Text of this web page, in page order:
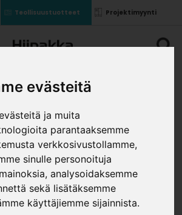
evästeitä
ja muita
parantaaksemme
verkkosivustollamme,
sinulle personoituja
analysoidaksemme
sekä lisätäksemme
käyttäjiemme sijainnista.
Teollisuustuotteet Projektimyynti
SIVU 378
KOST.KEST.
»Kalusterungot ja ovet»
»
Yläkomeron sivu 378 VAS/OIK